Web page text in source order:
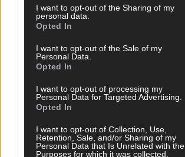
I want to opt-out of the Sharing of my
personal data.
Opted In
I want to opt-out of the Sale of my
Personal Data.
Opted In
I want to opt-out of processing my
Personal Data for Targeted Advertising.
Opted In
I want to opt-out of Collection, Use,
Retention, Sale, and/or Sharing of my
Personal Data that Is Unrelated with the
Purposes for which it was collected.
The Voice Kids: Alexandra mit „Girl
Germany’s Next Topmodel: Casting
Fitnesstrainerin: Wer quält die Boys